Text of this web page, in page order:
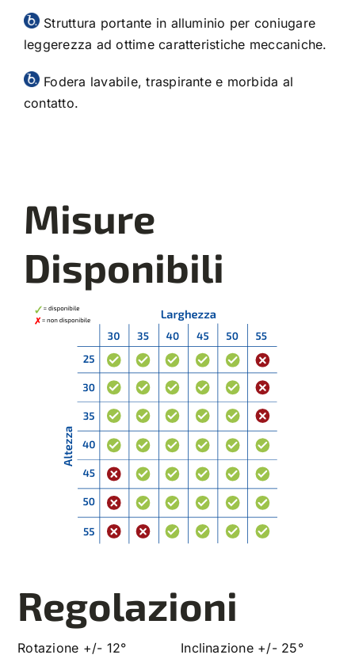
Struttura portante in alluminio per coniugare
leggerezza ad ottime caratteristiche meccaniche.
Fodera lavabile, traspirante e morbida al
contatto.
Misure
Disponibili
Regolazioni
Rotazione +/- 12° Inclinazione +/- 25°